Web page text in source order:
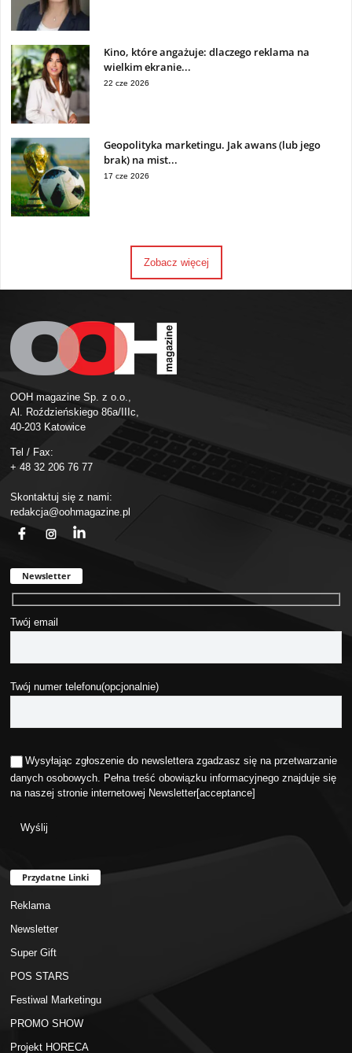
Kino, które angażuje: dlaczego reklama na
wielkim ekranie...
22 cze 2026
Geopolityka marketingu. Jak awans (lub jego
brak) na mist...
17 cze 2026
Zobacz więcej
OOH magazine Sp. z o.o.,
Al. Roździeńskiego 86a/IIIc,
40-203 Katowice
Tel / Fax:
+ 48 32 206 76 77
Skontaktuj się z nami:
redakcja@oohmagazine.pl
Newsletter
Twój email
Twój numer telefonu(opcjonalnie)
Wysyłając zgłoszenie do newslettera zgadzasz się na przetwarzanie
danych osobowych. Pełna treść obowiązku informacyjnego znajduje się
na naszej stronie internetowej Newsletter[acceptance]
Przydatne Linki
Reklama
Newsletter
Super Gift
POS STARS
Festiwal Marketingu
PROMO SHOW
Projekt HORECA